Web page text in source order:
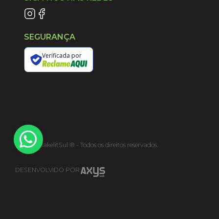
SEGURANÇA
Verificada por
©2026 BakelitSul ® - Todos os direitos reservados.
DESENVOLVIDO POR: